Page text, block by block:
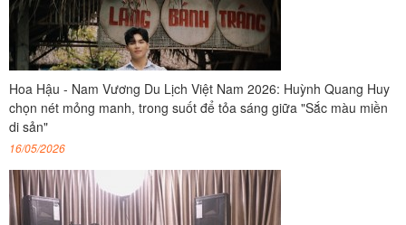
Hoa Hậu - Nam Vương Du Lịch Việt Nam 2026: Huỳnh Quang Huy
chọn nét mỏng manh, trong suốt để tỏa sáng giữa "Sắc màu miền
di sản"
16/05/2026